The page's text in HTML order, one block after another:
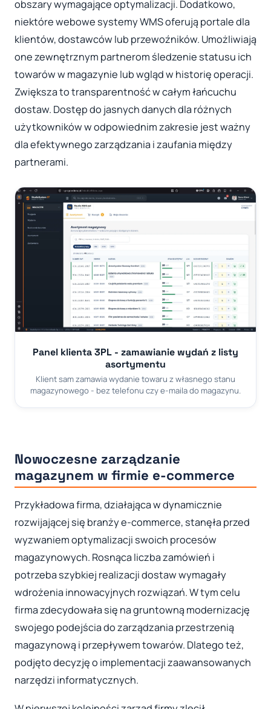
obszary wymagające optymalizacji. Dodatkowo,
niektóre webowe systemy WMS oferują portale dla
klientów, dostawców lub przewoźników. Umożliwiają
one zewnętrznym partnerom śledzenie statusu ich
towarów w magazynie lub wgląd w historię operacji.
Zwiększa to transparentność w całym łańcuchu
dostaw. Dostęp do jasnych danych dla różnych
użytkowników w odpowiednim zakresie jest ważny
dla efektywnego zarządzania i zaufania między
partnerami.
Panel klienta 3PL - zamawianie wydań z listy
asortymentu
Klient sam zamawia wydanie towaru z własnego stanu
magazynowego - bez telefonu czy e-maila do magazynu.
Nowoczesne zarządzanie
magazynem w firmie e-commerce
Przykładowa firma, działająca w dynamicznie
rozwijającej się branży e-commerce, stanęła przed
wyzwaniem optymalizacji swoich procesów
magazynowych. Rosnąca liczba zamówień i
potrzeba szybkiej realizacji dostaw wymagały
wdrożenia innowacyjnych rozwiązań. W tym celu
firma zdecydowała się na gruntowną modernizację
swojego podejścia do zarządzania przestrzenią
magazynową i przepływem towarów. Dlatego też,
podjęto decyzję o implementacji zaawansowanych
narzędzi informatycznych.